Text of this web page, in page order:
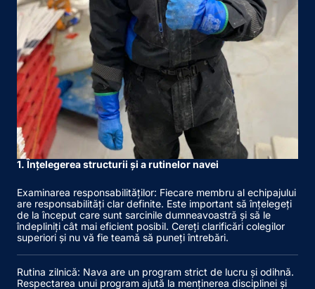
1. Înțelegerea structurii și a rutinelor navei
Examinarea responsabilităților: Fiecare membru al echipajului
are responsabilități clar definite. Este important să înțelegeți
de la început care sunt sarcinile dumneavoastră și să le
îndepliniți cât mai eficient posibil. Cereți clarificări colegilor
superiori și nu vă fie teamă să puneți întrebări.
Rutina zilnică: Nava are un program strict de lucru și odihnă.
Respectarea unui program ajută la menținerea disciplinei și